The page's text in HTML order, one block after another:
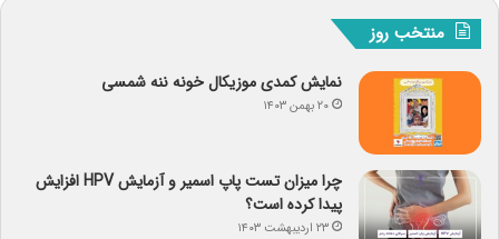
منتخب روز
نمایش کمدی موزیکال خونه ننه شمسی
۲۰ بهمن ۱۴۰۳
چرا میزان تست پاپ اسمیر و آزمایش HPV افزایش
پیدا کرده است؟
۲۳ اردیبهشت ۱۴۰۳